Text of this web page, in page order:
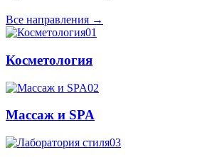
Все направления →
01
Косметология
02
Массаж и SPA
03